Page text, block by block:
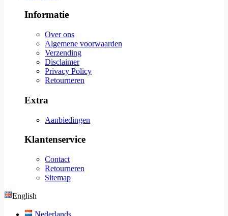
Informatie
Over ons
Algemene voorwaarden
Verzending
Disclaimer
Privacy Policy
Retourneren
Extra
Aanbiedingen
Klantenservice
Contact
Retourneren
Sitemap
English
Nederlands